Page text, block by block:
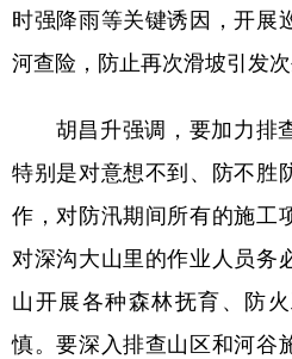
时强降雨等关键诱因，开展
河查险，防止再次滑坡引发次
胡昌升强调，要加力排
特别是对意想不到、防不胜
作，对防汛期间所有的施工
对深沟大山里的作业人员务
山开展各种森林抚育、防
慎。要深入排查山区和河谷